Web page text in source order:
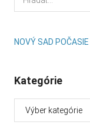
NOVÝ SAD POČASIE
Kategórie